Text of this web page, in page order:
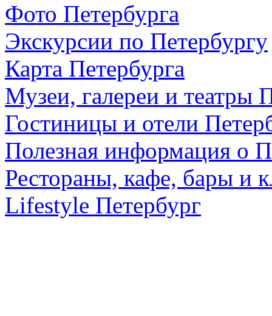
Фото Петербурга
Экскурсии по Петербургу
Карта Петербурга
Музеи, галереи и театры
Гостиницы и отели
Полезная информация о
Рестораны, кафе, бары и
Lifestyle Петербург